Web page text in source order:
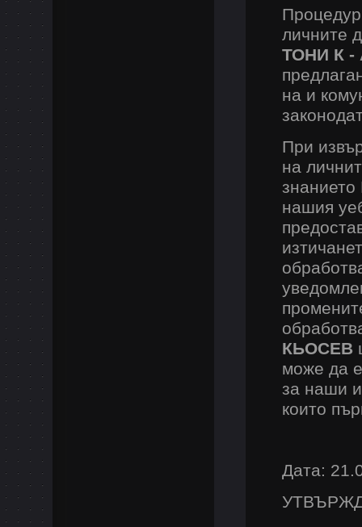
личните
ТОНИ К
на и
При
на
нашия
КЬОСЕВ
може да
за наши
които
Дата: